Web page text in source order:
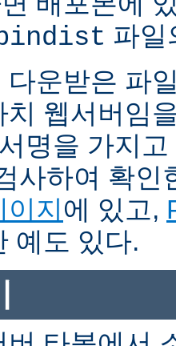
파일
다운받은 파
치 웹서버임
명을 가지
사하여 확인
지 에 있고,
예도 있다.